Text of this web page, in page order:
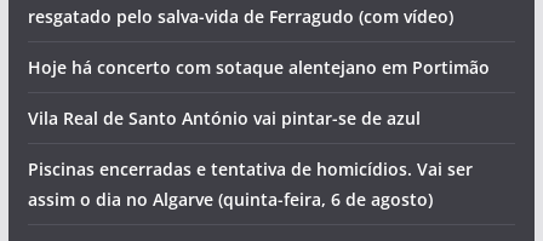
resgatado pelo salva-vida de Ferragudo (com vídeo)
Hoje há concerto com sotaque alentejano em Portimão
Vila Real de Santo António vai pintar-se de azul
Piscinas encerradas e tentativa de homicídios. Vai ser
assim o dia no Algarve (quinta-feira, 6 de agosto)